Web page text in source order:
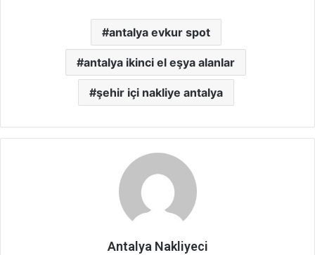
antalya evkur spot
antalya ikinci el eşya alanlar
şehir içi nakliye antalya
Antalya Nakliyeci